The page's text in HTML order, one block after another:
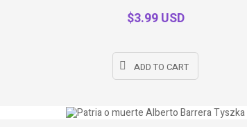
$3.99 USD
ADD TO CART